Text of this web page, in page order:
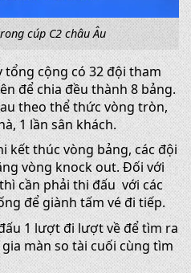
cúp C2 châu Âu
tổng cộng có 32 đội tham
để chia đều thành 8 bảng.
theo thể thức vòng tròn,
1 lần sân khách.
kết thúc vòng bảng, các đội
vòng knock out. Đối với
cần phải thi đấu với các
để giành tấm vé đi tiếp.
1 lượt đi lượt về để tìm ra
màn so tài cuối cùng tìm